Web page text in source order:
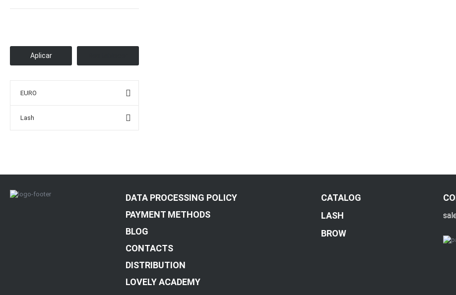
EURO
Lash
DATA PROCESSING POLICY
PAYMENT METHODS
BLOG
CONTACTS
DISTRIBUTION
LOVELY ACADEMY
CATALOG
LASH
BROW